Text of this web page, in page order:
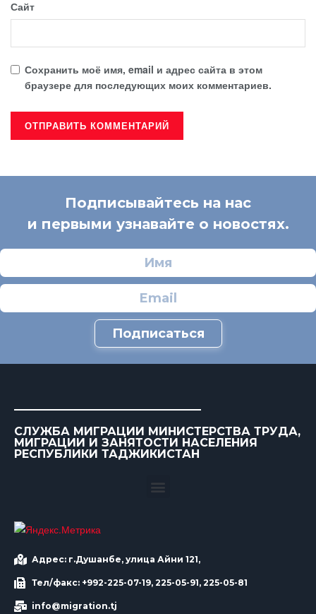
Сайт
Сохранить моё имя, email и адрес сайта в этом
браузере для последующих моих комментариев.
Подписывайтесь на нас
и первыми узнавайте о новостях.
Подписаться
СЛУЖБА МИГРАЦИИ МИНИСТЕРСТВА ТРУДА,
МИГРАЦИИ И ЗАНЯТОСТИ НАСЕЛЕНИЯ
РЕСПУБЛИКИ ТАДЖИКИСТАН
Адрес: г.Душанбе, улица Айни 121,
Тел/факс: +992-225-07-19, 225-05-91, 225-05-81
info@migration.tj